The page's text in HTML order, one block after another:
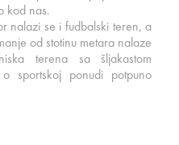
kod nas.
nalazi se i fudbalski teren, a
od stotinu metara nalaze
terena sa šljakastom
ponudi potpuno